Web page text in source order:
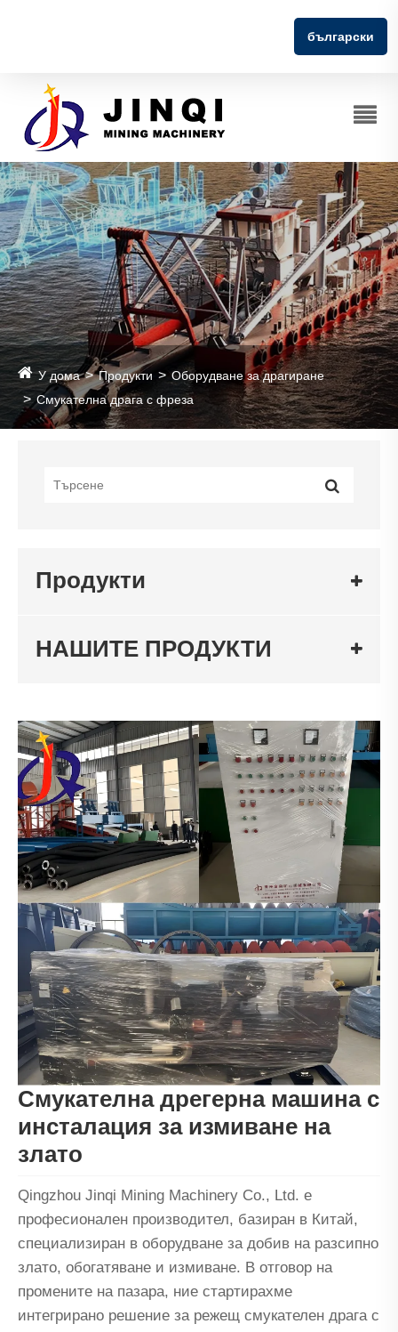
български
У дома Продукти
Оборудване за драгиране
Смукателна драга с фреза
Продукти
НАШИТЕ ПРОДУКТИ
Смукателна дрегерна машина с
инсталация за измиване на
злато
Qingzhou Jinqi Mining Machinery Co., Ltd. е
професионален производител, базиран в Китай,
специализиран в оборудване за добив на разсипно
злато, обогатяване и измиване. В отговор на
промените на пазара, ние стартирахме
интегрирано решение за режещ смукателен драга с